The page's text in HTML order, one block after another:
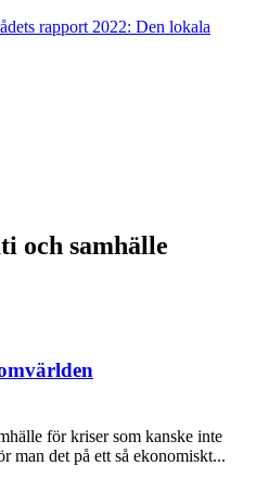
rapport 2022: Den lokala
och samhälle
för kriser som kanske inte
man det på ett så ekonomiskt...